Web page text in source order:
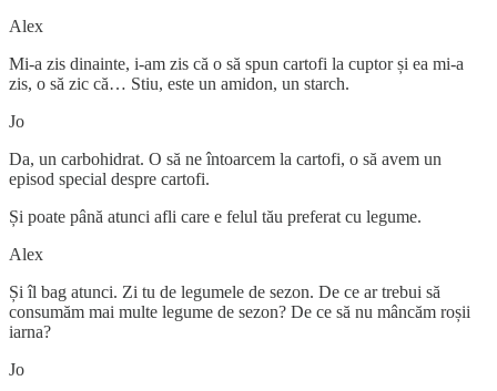
Alex
Mi-a zis dinainte, i-am zis că o să spun cartofi la cuptor și ea mi-a
zis, o să zic că… Stiu, este un amidon, un starch.
Jo
Da, un carbohidrat. O să ne întoarcem la cartofi, o să avem un
episod special despre cartofi.
Și poate până atunci afli care e felul tău preferat cu legume.
Alex
Și îl bag atunci. Zi tu de legumele de sezon. De ce ar trebui să
consumăm mai multe legume de sezon? De ce să nu mâncăm roșii
iarna?
Jo